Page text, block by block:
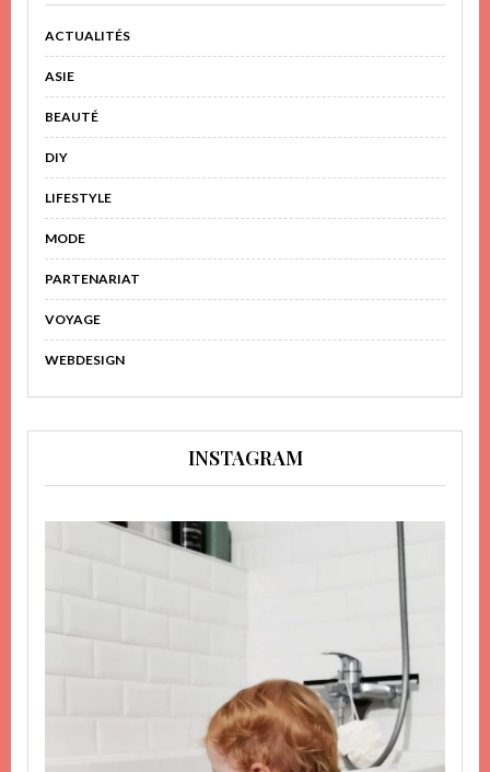
ACTUALITÉS
ASIE
BEAUTÉ
DIY
LIFESTYLE
MODE
PARTENARIAT
VOYAGE
WEBDESIGN
INSTAGRAM